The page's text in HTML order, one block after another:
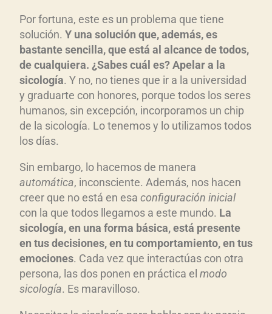
Por fortuna, este es un problema que tiene
solución. Y una solución que, además, es
bastante sencilla, que está al alcance de todos,
de cualquiera. ¿Sabes cuál es? Apelar a la
sicología. Y no, no tienes que ir a la universidad
y graduarte con honores, porque todos los seres
humanos, sin excepción, incorporamos un chip
de la sicología. Lo tenemos y lo utilizamos todos
los días.
Sin embargo, lo hacemos de manera
automática, inconsciente. Además, nos hacen
creer que no está en esa configuración inicial
con la que todos llegamos a este mundo. La
sicología, en una forma básica, está presente
en tus decisiones, en tu comportamiento, en tus
emociones. Cada vez que interactúas con otra
persona, las dos ponen en práctica el modo
sicología. Es maravilloso.